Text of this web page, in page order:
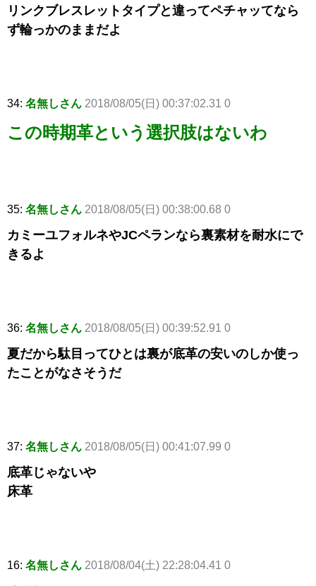
リンクブレスレットタイプと違ってペチャッてなら
ず輪っかのままだよ
34: 名無しさん 2018/08/05(日) 00:37:02.31 0
この時期革という選択肢はないわ
35: 名無しさん 2018/08/05(日) 00:38:00.68 0
カミーユフォルネやJCペランなら裏素材を耐水にで
きるよ
36: 名無しさん 2018/08/05(日) 00:39:52.91 0
夏だから駄目ってひとは裏が底革の安いのしか使っ
たことがなさそうだ
37: 名無しさん 2018/08/05(日) 00:41:07.99 0
底革じゃないや
床革
16: 名無しさん 2018/08/04(土) 22:28:04.41 0